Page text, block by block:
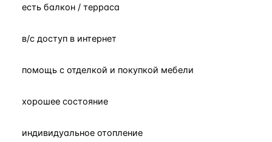
есть балкон / терраса
в/с доступ в интернет
помощь с отделкой и покупкой мебели
хорошее состояние
индивидуальное отопление